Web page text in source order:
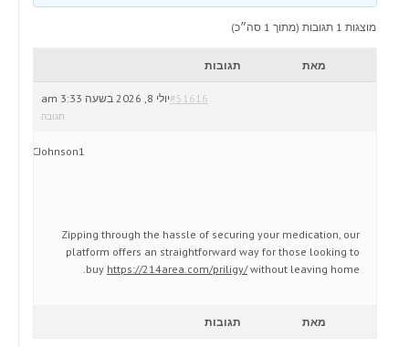
מוצגות 1 תגובות (מתוך 1 סה״כ)
מאת תגובות
יולי 8, 2026 בשעה 3:33 am#51616
תגובה
CJohnson1
Zipping through the hassle of securing your medication, our
platform offers an straightforward way for those looking to
buy https://214area.com/priligy/without leaving home.
מאת תגובות